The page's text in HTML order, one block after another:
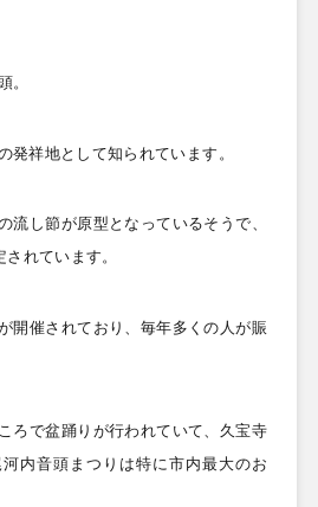
。
発祥地として知られています。
流し節が原型となっているそうで、
れています。
開催されており、毎年多くの人が賑
ろで盆踊りが行われていて、久宝寺
内音頭まつりは特に市内最大のお